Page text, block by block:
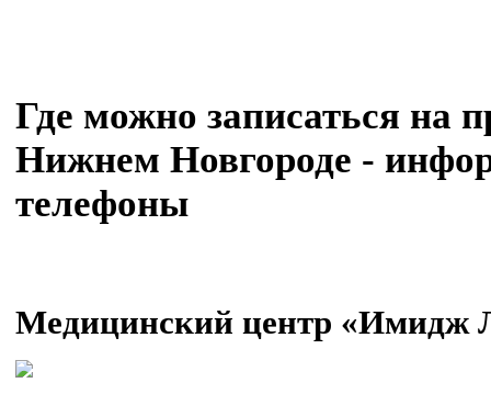
Где можно записаться на
Нижнем Новгороде -
телефоны
Медицинский центр «Имидж